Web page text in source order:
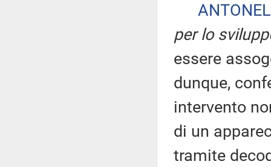
per lo
essere
dunque,
intervento
di un
tramite